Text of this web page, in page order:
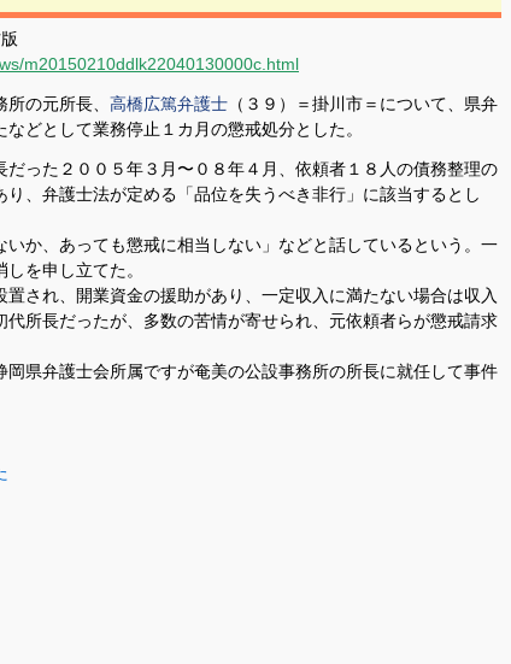
m20150210ddlk22040130000c.html
の元所長、 高橋広篤弁護士 （３９）＝掛川市＝について、県弁
どとして業務停止１カ月の懲戒処分とした。
った２００５年３月〜０８年４月、依頼者１８人の債務整理の
、弁護士法が定める「品位を失うべき非行」に該当するとし
か、あっても懲戒に相当しない」などと話しているという。一
を申し立てた。
され、開業資金の援助があり、一定収入に満たない場合は収入
所長だったが、多数の苦情が寄せられ、元依頼者らが懲戒請求
県弁護士会所属ですが奄美の公設事務所の所長に就任して事件